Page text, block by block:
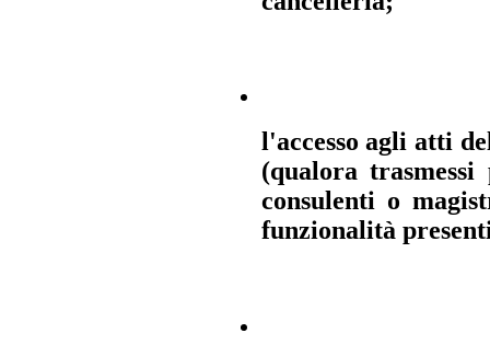
l'accesso agli atti
(qualora
consulenti o
funzionalità